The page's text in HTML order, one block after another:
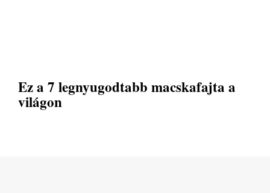
Ez a 7 legnyugodtabb macskafajta a
világon